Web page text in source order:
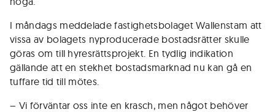
I måndags meddelade fastighetsbolaget Wallenstam att
vissa av bolagets nyproducerade bostadsrätter skulle
göras om till hyresrättsprojekt. En tydlig indikation
gällande att en stekhet bostadsmarknad nu kan gå en
tuffare tid till mötes.
– Vi förväntar oss inte en krasch, men något behöver